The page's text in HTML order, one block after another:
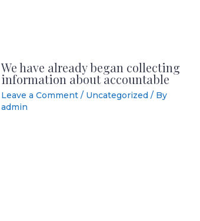
We have already began collecting
information about accountable
Leave a Comment / Uncategorized / By
admin